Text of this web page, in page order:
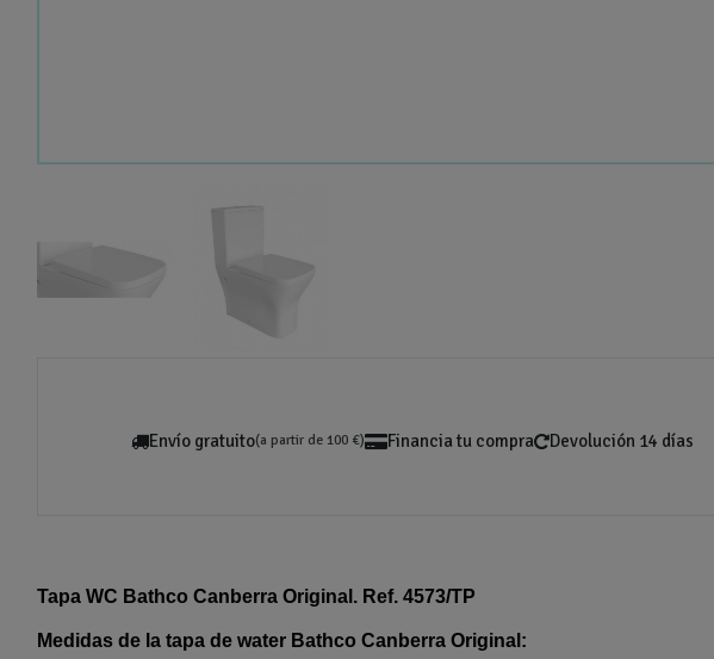
Envío gratuito(a partir de 100 €) Financia tu compra Devolución 14 días
Tapa WC Bathco Canberra Original. Ref. 4573/TP
Medidas de la tapa de water Bathco Canberra Original: